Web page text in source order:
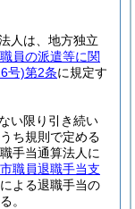
人は、地方独立
員の派遣等に関
号)第2条に規定す
い限り引き続い
ち規則で定める
手当通算法人に
職員退職手当支
よる退職手当の
。